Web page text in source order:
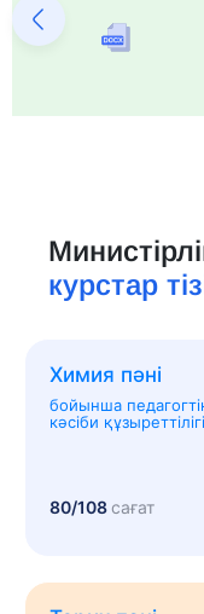
курстар
Химия пәні
бойынша
кәсіби
80/108сағат